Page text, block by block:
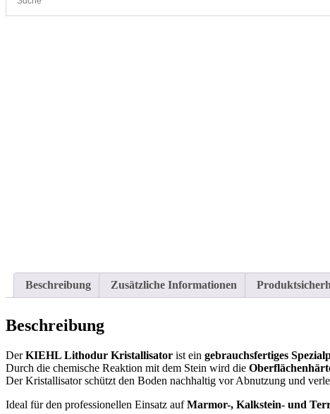
Beschreibung Zusätzliche Informationen
Beschreibung
DerKIEHL Lithodur Kristallisator ist ein gebrauchsfertiges
Durch die chemische Reaktion mit dem Stein wird die
Der Kristallisator schützt den Boden nachhaltig vor Abnutzung und
Ideal für den professionellen Einsatz aufMarmor-, Kalkstein- und